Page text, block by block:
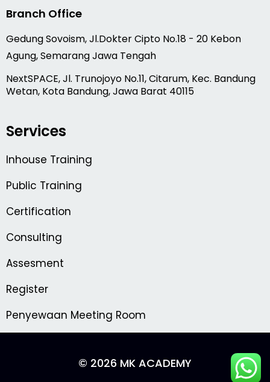
Branch Office
Gedung Sovoism, Jl.Dokter Cipto No.18 - 20 Kebon
Agung, Semarang Jawa Tengah
NextSPACE, Jl. Trunojoyo No.11, Citarum, Kec. Bandung
Wetan, Kota Bandung, Jawa Barat 40115
Services
Inhouse Training
Public Training
Certification
Consulting
Assesment
Register
Penyewaan Meeting Room
© 2026 MK ACADEMY